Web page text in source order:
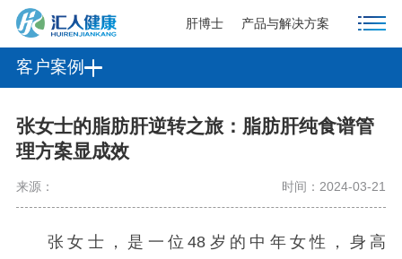
肝博士 产品与解决方案
客户案例
张女士的脂肪肝逆转之旅：脂肪肝纯食谱管
理方案显成效
来源： 时间：2024-03-21
张女士，是一位48岁的中年女性，身高